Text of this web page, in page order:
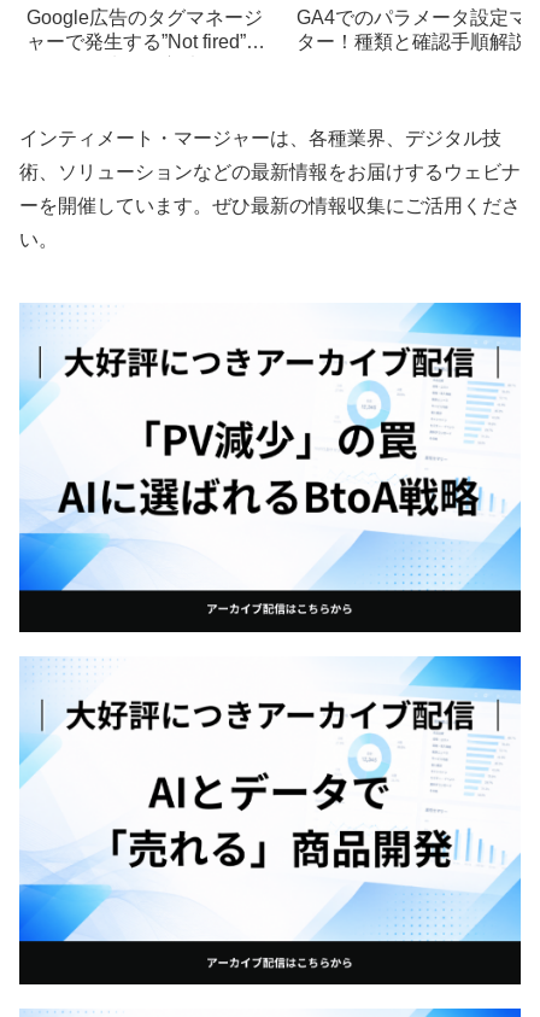
Google広告のタグマネージ
ャーで発生する”Not fired”の
GA4でのパラメータ設定マ
ター！種類と確認手順解説
インティメート・マージャーは、各種業界、デジタル技
術、ソリューションなどの最新情報をお届けするウェビナ
ーを開催しています。ぜひ最新の情報収集にご活用くださ
い。